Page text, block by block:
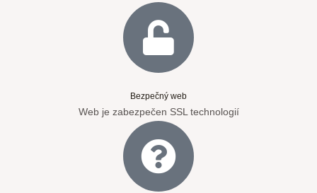
Bezpečný web
Web je zabezpečen SSL technologií